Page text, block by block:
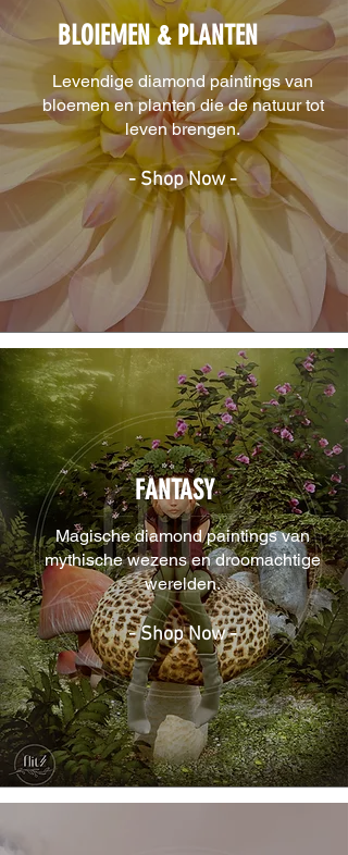
BLOIEMEN & PLANTEN
Levendige diamond paintings van
bloemen en planten die de natuur tot
leven brengen.
- Shop Now -
FANTASY
Magische diamond paintings van
mythische wezens en droomachtige
werelden.
- Shop Now -